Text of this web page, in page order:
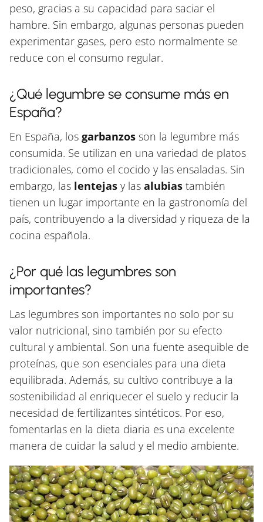
peso, gracias a su capacidad para saciar el
hambre. Sin embargo, algunas personas pueden
experimentar gases, pero esto normalmente se
reduce con el consumo regular.
¿Qué legumbre se consume más en
España?
En España, los garbanzos son la legumbre más
consumida. Se utilizan en una variedad de platos
tradicionales, como el cocido y las ensaladas. Sin
embargo, las lentejas y las alubias también
tienen un lugar importante en la gastronomía del
país, contribuyendo a la diversidad y riqueza de la
cocina española.
¿Por qué las legumbres son
importantes?
Las legumbres son importantes no solo por su
valor nutricional, sino también por su efecto
cultural y ambiental. Son una fuente asequible de
proteínas, que son esenciales para una dieta
equilibrada. Además, su cultivo contribuye a la
sostenibilidad al enriquecer el suelo y reducir la
necesidad de fertilizantes sintéticos. Por eso,
fomentarlas en la dieta diaria es una excelente
manera de cuidar la salud y el medio ambiente.